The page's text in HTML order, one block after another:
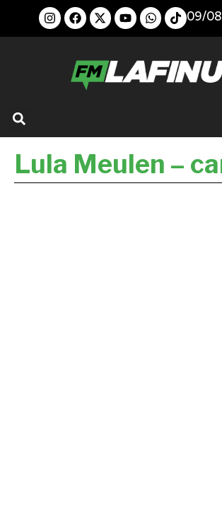
09/
Lula Meulen –